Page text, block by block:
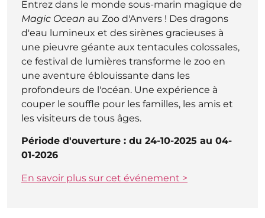
Entrez dans le monde sous-marin magique de
Magic Ocean au Zoo d'Anvers ! Des dragons
d'eau lumineux et des sirènes gracieuses à
une pieuvre géante aux tentacules colossales,
ce festival de lumières transforme le zoo en
une aventure éblouissante dans les
profondeurs de l'océan. Une expérience à
couper le souffle pour les familles, les amis et
les visiteurs de tous âges.
Période d'ouverture : du 24-10-2025 au 04-
01-2026
En savoir plus sur cet événement >